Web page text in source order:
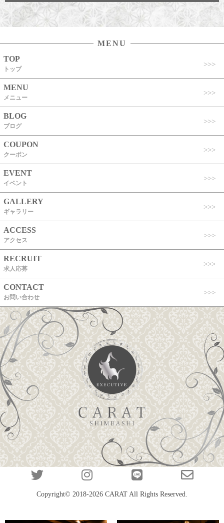
MENU
TOP
トップ
MENU
メニュー
BLOG
ブログ
COUPON
クーポン
EVENT
イベント
GALLERY
ギャラリー
ACCESS
アクセス
RECRUIT
求人応募
CONTACT
お問い合わせ
Copyright© 2018-2026 CARAT All Rights Reserved.